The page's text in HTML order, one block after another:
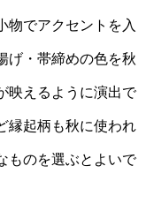
物でアクセントを入
げ・帯締めの色を秋
映えるように演出で
縁起柄も秋に使われ
ものを選ぶとよいで